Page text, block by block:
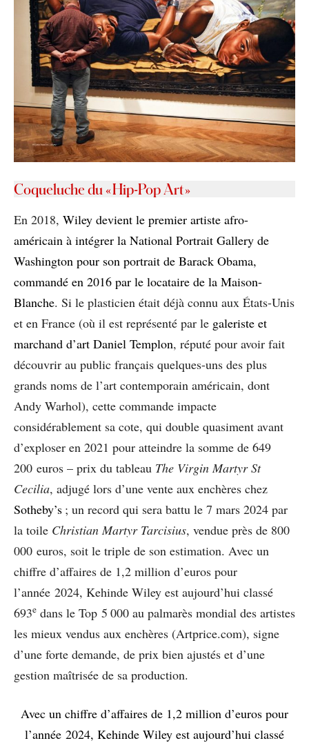
Coqueluche du « Hip-Pop Art »
En 2018, Wiley devient le premier artiste afro-
américain à intégrer la National Portrait Gallery de
Washington pour son portrait de Barack Obama,
commandé en 2016 par le locataire de la Maison-
Blanche. Si le plasticien était déjà connu aux États-Unis
et en France (où il est représenté par le galeriste et
marchand d’art Daniel Templon, réputé pour avoir fait
découvrir au public français quelques-uns des plus
grands noms de l’art contemporain américain, dont
Andy Warhol), cette commande impacte
considérablement sa cote, qui double quasiment avant
d’exploser en 2021 pour atteindre la somme de 649
200 euros – prix du tableau The Virgin Martyr St
Cecilia, adjugé lors d’une vente aux enchères chez
Sotheby’s ; un record qui sera battu le 7 mars 2024 par
la toile Christian Martyr Tarcisius, vendue près de 800
000 euros, soit le triple de son estimation. Avec un
chiffre d’affaires de 1,2 million d’euros pour
l’année 2024, Kehinde Wiley est aujourd’hui classé
693e dans le Top 5 000 au palmarès mondial des artistes
les mieux vendus aux enchères (Artprice.com), signe
d’une forte demande, de prix bien ajustés et d’une
gestion maîtrisée de sa production.
Avec un chiffre d’affaires de 1,2 million d’euros pour
l’année 2024, Kehinde Wiley est aujourd’hui classé